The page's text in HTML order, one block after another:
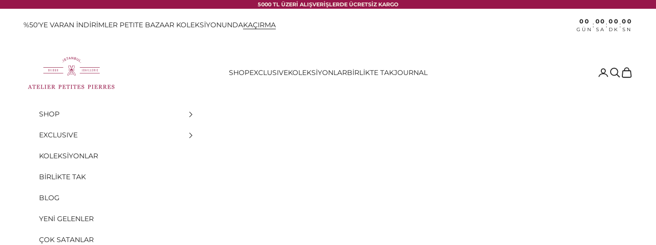
5000 TL ÜZERİ ALIŞVERİŞLERDE ÜCRETSİZ KARGO
%50'YE VARAN İNDİRİMLER PETITE BAZAAR KOLEKSİYONUNDAKAÇIRMA 00
GÜN
: 00
SA
: 00
DK
:00
SN
Atelier Petites Pierres
SHOPEXCLUSIVEKOLEKSİYONLARBİRLİKTE TAKJOURNAL Ara Sepet
SHOP
EXCLUSIVE
KOLEKSİYONLAR
BİRLİKTE TAK
BLOG
YENİ GELENLER
ÇOK SATANLAR